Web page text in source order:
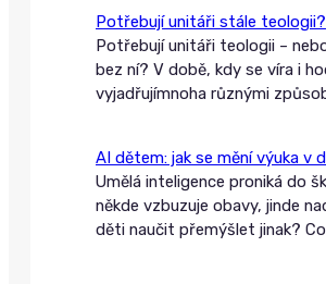
Potřebují unitáři stále teologii?
Potřebují unitáři teologii –
bez ní? V době, kdy se víra i
vyjadřujímnoha různými
AI dětem: jak se mění výuka v
Umělá inteligence proniká do
někde vzbuzuje obavy, jinde
děti naučit přemýšlet jinak?